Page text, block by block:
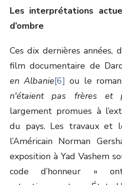
Les interprétations
d’ombre
Ces dix dernières années,
film documentaire de
en Albanie[6] ou le
n'étaient pas frères et
largement promues à
du pays. Les travaux et
l’Américain Norman
exposition à Yad Vashem
code d’honneur »